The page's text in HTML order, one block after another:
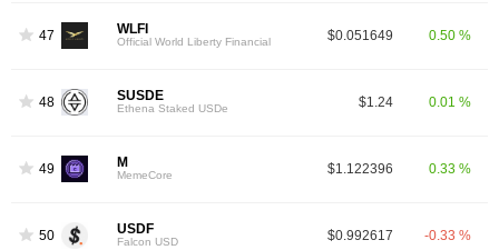
47 WLFI
Official World Liberty Financial $0.051649 0.50 %
48 SUSDE
Ethena Staked USDe $1.24 0.01 %
49 M
MemeCore $1.122396 0.33 %
50 USDF
Falcon USD $0.992617 -0.33 %